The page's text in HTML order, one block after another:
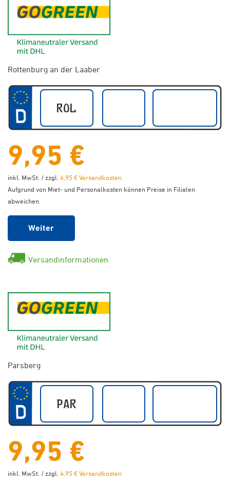
Rottenburg an der Laaber
9,95 €
inkl. MwSt. / zzgl. 4,95 € Versandkosten
Aufgrund von Miet- und Personalkosten können Preise in Filialen
abweichen.
Weiter
Versandinformationen
Parsberg
9,95 €
inkl. MwSt. / zzgl. 4,95 € Versandkosten